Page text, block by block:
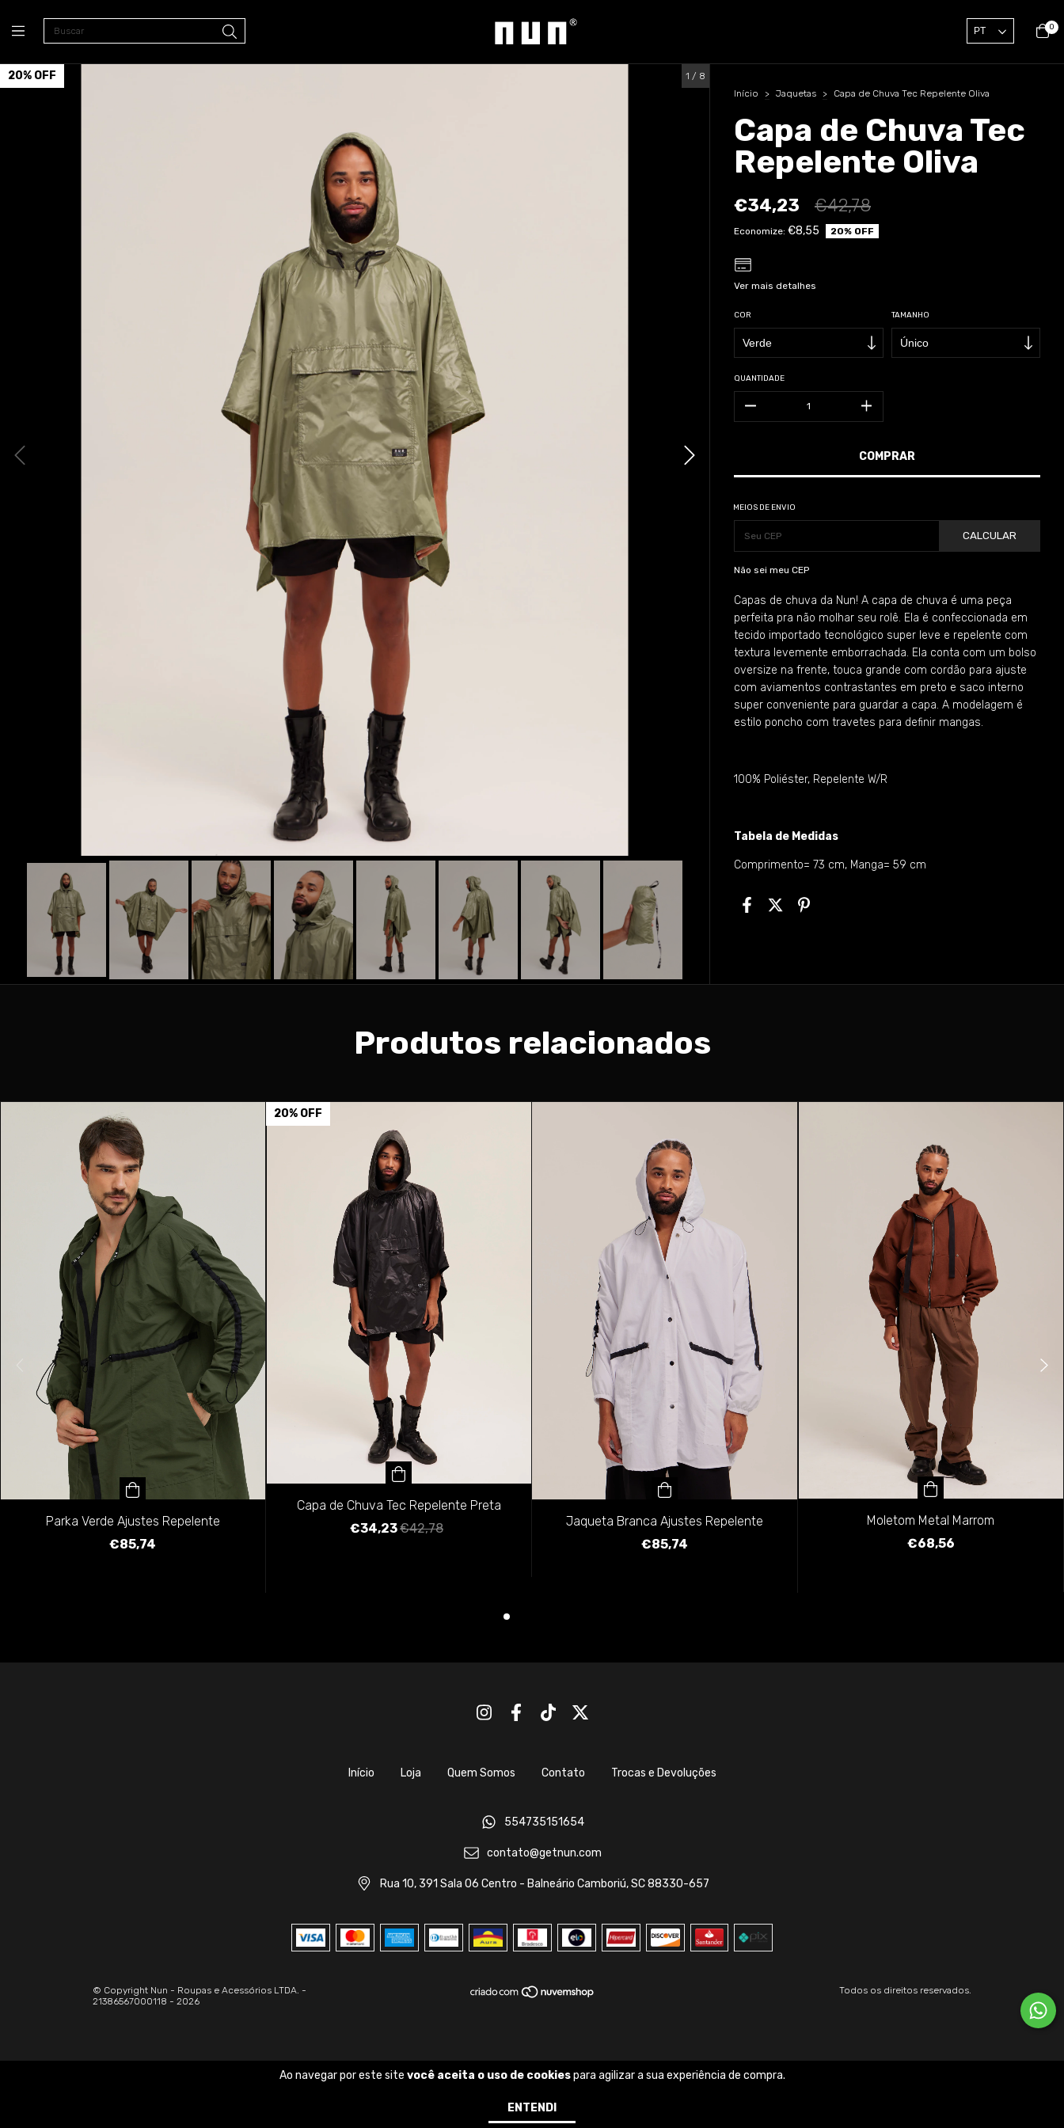
0
Ao navegar por este site você aceita o uso de cookiespara agilizar a sua experiência de compra.
ENTENDI
20% OFF 1 / 8
Início
> Jaquetas > Capa de Chuva Tec Repelente Oliva
Capa de Chuva Tec
Repelente Oliva
€34,23 €42,78
Economize: €8,55 20% OFF
Ver mais detalhes
COR TAMANHO
QUANTIDADE
MEIOS DE ENVIO
CALCULAR
Não sei meu CEP
Capas de chuva da Nun! A capa de chuva é uma peça
perfeita pra não molhar seu rolê. Ela é confeccionada em
tecido importado tecnológico super leve e repelente com
textura levemente emborrachada. Ela conta com um bolso
oversize na frente, touca grande com cordão para ajuste
com aviamentos contrastantes em preto e saco interno
super conveniente para guardar a capa. A modelagem é
estilo poncho com travetes para definir mangas.
100% Poliéster, Repelente W/R
Tabela de Medidas
Comprimento= 73 cm, Manga= 59 cm
Produtos relacionados
Parka Verde Ajustes Repelente
€85,74
20% OFF
Capa de Chuva Tec Repelente Preta
€34,23€42,78
Jaqueta Branca Ajustes Repelente
€85,74
Moletom Metal Marrom
€68,56
Início Loja Quem Somos Contato Trocas e Devoluções
554735151654
contato@getnun.com
Rua 10, 391 Sala 06 Centro - Balneário Camboriú, SC 88330-657
© Copyright Nun - Roupas e Acessórios LTDA. -
21386567000118 - 2026
Todos os direitos reservados.